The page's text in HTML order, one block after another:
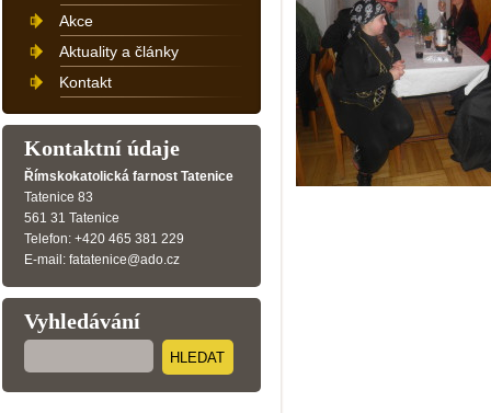
Akce
Aktuality a články
Kontakt
Kontaktní údaje
Římskokatolická farnost Tatenice
Tatenice 83
561 31 Tatenice
Telefon: +420 465 381 229
E-mail: fatatenice@ado.cz
Vyhledávání
HLEDAT